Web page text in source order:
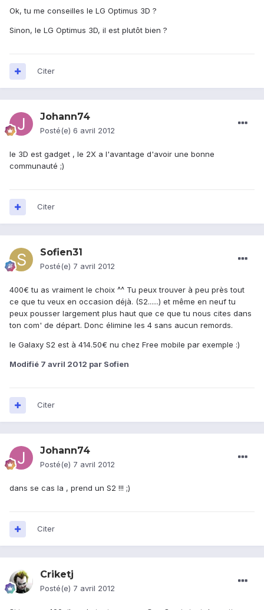
Ok, tu me conseilles le LG Optimus 3D ?
Sinon, le LG Optimus 3D, il est plutôt bien ?
Citer
Johann74
Posté(e) 6 avril 2012
le 3D est gadget , le 2X a l'avantage d'avoir une bonne
communauté ;)
Citer
Sofien31
Posté(e) 7 avril 2012
400€ tu as vraiment le choix ^^ Tu peux trouver à peu près tout
ce que tu veux en occasion déjà. (S2......) et même en neuf tu
peux pousser largement plus haut que ce que tu nous cites dans
ton com' de départ. Donc élimine les 4 sans aucun remords.
le Galaxy S2 est à 414.50€ nu chez Free mobile par exemple :)
Modifié 7 avril 2012 par Sofien
Citer
Johann74
Posté(e) 7 avril 2012
dans se cas la , prend un S2 !!! ;)
Citer
Criketj
Posté(e) 7 avril 2012